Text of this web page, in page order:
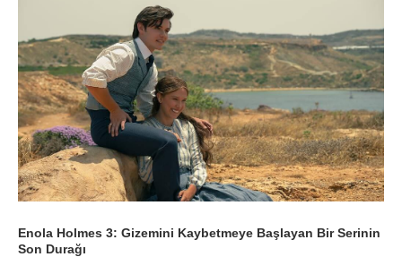
Enola Holmes 3: Gizemini Kaybetmeye Başlayan Bir Serinin
Son Durağı